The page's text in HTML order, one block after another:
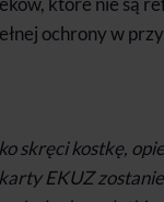
ochrony w
skręci kostkę,
EKUZ